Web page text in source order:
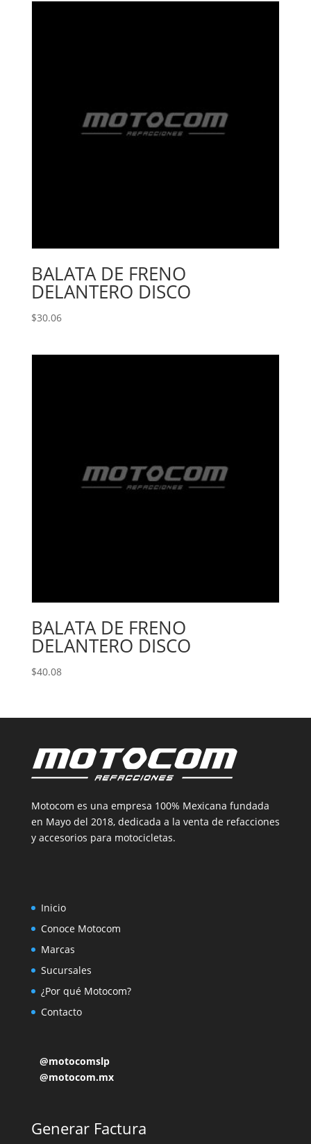
BALATA DE FRENO
DELANTERO DISCO
$30.06
BALATA DE FRENO
DELANTERO DISCO
$40.08
Motocom es una empresa 100% Mexicana fundada
en Mayo del 2018, dedicada a la venta de refacciones
y accesorios para motocicletas.
Inicio
Conoce Motocom
Marcas
Sucursales
¿Por qué Motocom?
Contacto
@motocomslp
@motocom.mx
Generar Factura